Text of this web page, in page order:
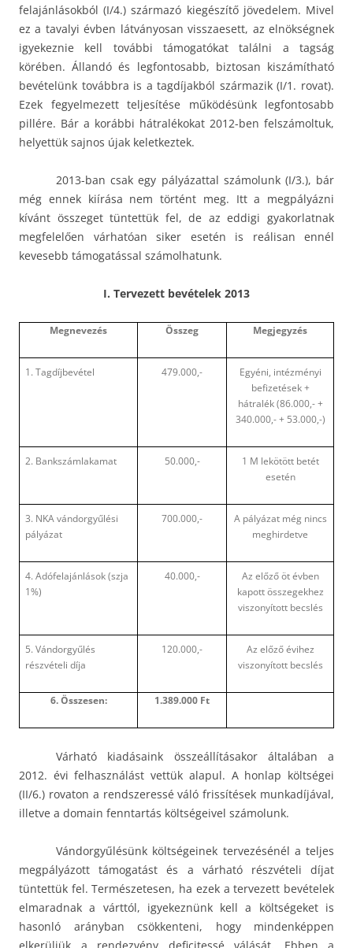
felajánlásokból (I/4.) származó kiegészítő jövedelem. Mivel
ez a tavalyi évben látványosan visszaesett, az elnökségnek
igyekeznie kell további támogatókat találni a tagság
körében. Állandó és legfontosabb, biztosan kiszámítható
bevételünk továbbra is a tagdíjakból származik (I/1. rovat).
Ezek fegyelmezett teljesítése működésünk legfontosabb
pillére. Bár a korábbi hátralékokat 2012-ben felszámoltuk,
helyettük sajnos újak keletkeztek.
2013-ban csak egy pályázattal számolunk (I/3.), bár
még ennek kiírása nem történt meg. Itt a megpályázni
kívánt összeget tüntettük fel, de az eddigi gyakorlatnak
megfelelően várhatóan siker esetén is reálisan ennél
kevesebb támogatással számolhatunk.
I. Tervezett bevételek 2013
Megnevezés Összeg Megjegyzés
1. Tagdíjbevétel 479.000,-
Egyéni, intézményi
befizetések +
hátralék (86.000,- +
340.000,- + 53.000,-)
2. Bankszámlakamat 50.000,-
1 M lekötött betét
esetén
3. NKA vándorgyűlési
pályázat
700.000,-
A pályázat még nincs
meghirdetve
4. Adófelajánlások (szja
1%)
40.000,-
Az előző öt évben
kapott összegekhez
viszonyított becslés
5. Vándorgyűlés
részvételi díja
120.000,-
Az előző évihez
viszonyított becslés
6. Összesen: 1.389.000 Ft
Várható kiadásaink összeállításakor általában a
2012. évi felhasználást vettük alapul. A honlap költségei
(II/6.) rovaton a rendszeressé váló frissítések munkadíjával,
illetve a domain fenntartás költségeivel számolunk.
Vándorgyűlésünk költségeinek tervezésénél a teljes
megpályázott támogatást és a várható részvételi díjat
tüntettük fel. Természetesen, ha ezek a tervezett bevételek
elmaradnak a várttól, igyekeznünk kell a költségeket is
hasonló arányban csökkenteni, hogy mindenképpen